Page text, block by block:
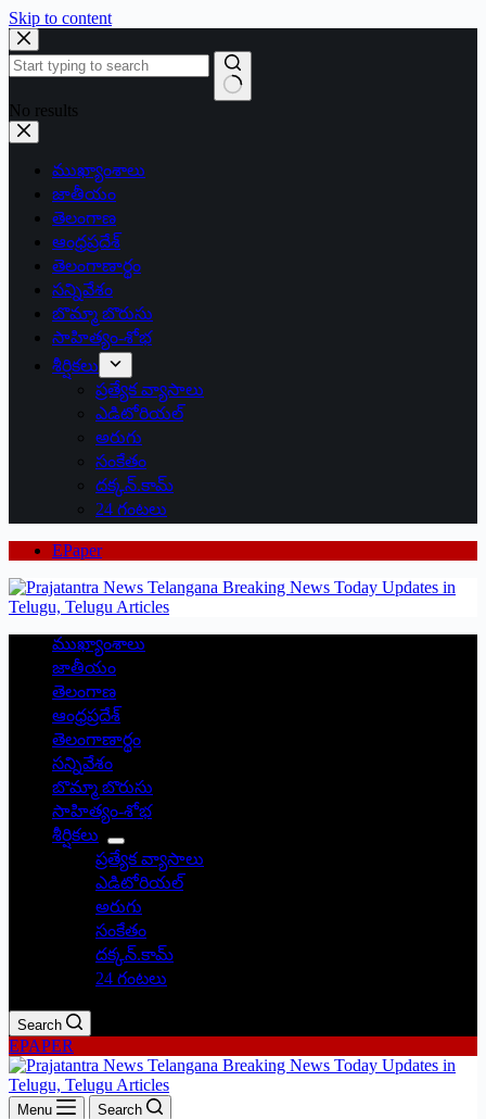
Skip to content
No results
ముఖ్యాంశాలు
జాతీయం
తెలంగాణ
ఆంధ్రప్రదేశ్
తెలంగాణార్థం
సన్నివేశం
బొమ్మా బొరుసు
సాహిత్యం-శోభ
శీర్షికలు
ప్రత్యేక వ్యాసాలు
ఎడిటోరియల్
అరుగు
సంకేతం
దక్కన్.కామ్
24 గంటలు
EPaper
ముఖ్యాంశాలు
జాతీయం
తెలంగాణ
ఆంధ్రప్రదేశ్
తెలంగాణార్థం
సన్నివేశం
బొమ్మా బొరుసు
సాహిత్యం-శోభ
శీర్షికలు
ప్రత్యేక వ్యాసాలు
ఎడిటోరియల్
అరుగు
సంకేతం
దక్కన్.కామ్
24 గంటలు
Search
EPAPER
Menu Search